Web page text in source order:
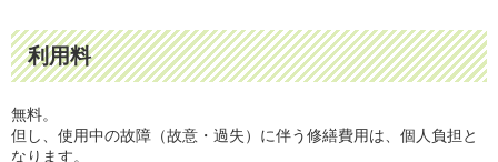
利用料
無料。
但し、使用中の故障（故意・過失）に伴う修繕費用は、個人負担と
なります。